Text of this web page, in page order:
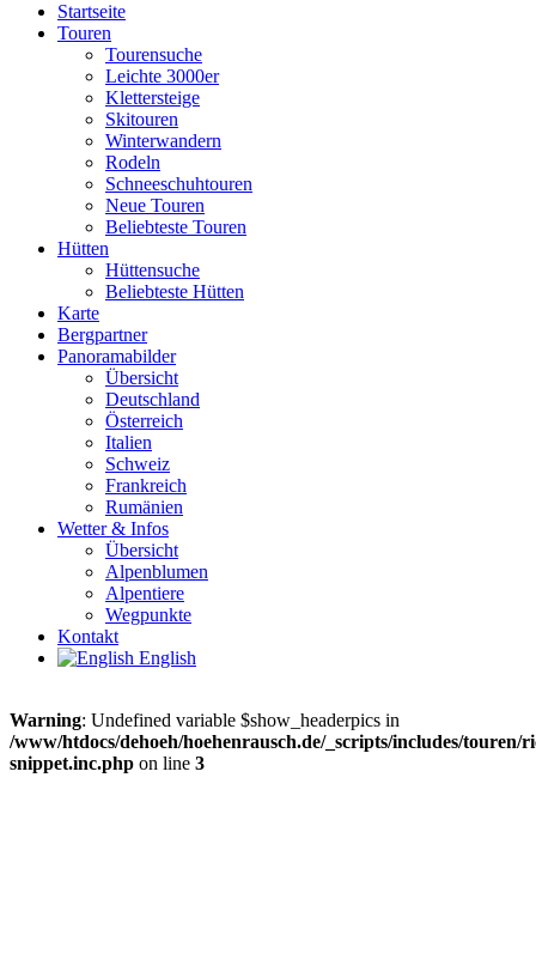
Startseite
Touren
Tourensuche
Leichte 3000er
Klettersteige
Skitouren
Winterwandern
Rodeln
Schneeschuhtouren
Neue Touren
Beliebteste Touren
Hütten
Hüttensuche
Beliebteste Hütten
Karte
Bergpartner
Panoramabilder
Übersicht
Deutschland
Österreich
Italien
Schweiz
Frankreich
Rumänien
Wetter & Infos
Übersicht
Alpenblumen
Alpentiere
Wegpunkte
Kontakt
English
Warning: Undefined variable $show_headerpics in
/www/htdocs/dehoeh/hoehenrausch.de/_scripts/includes/touren/
snippet.inc.php on line 3